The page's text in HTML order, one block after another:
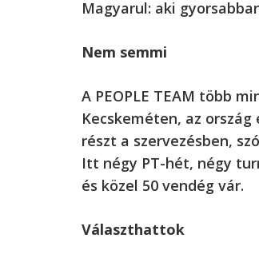
Magyarul: aki
Nem semmi
A PEOPLE TEAM több
Kecskeméten, az
részt a szervezésben,
Itt négy PT-hét, négy
és közel 50 vendég vár.
Választhattok